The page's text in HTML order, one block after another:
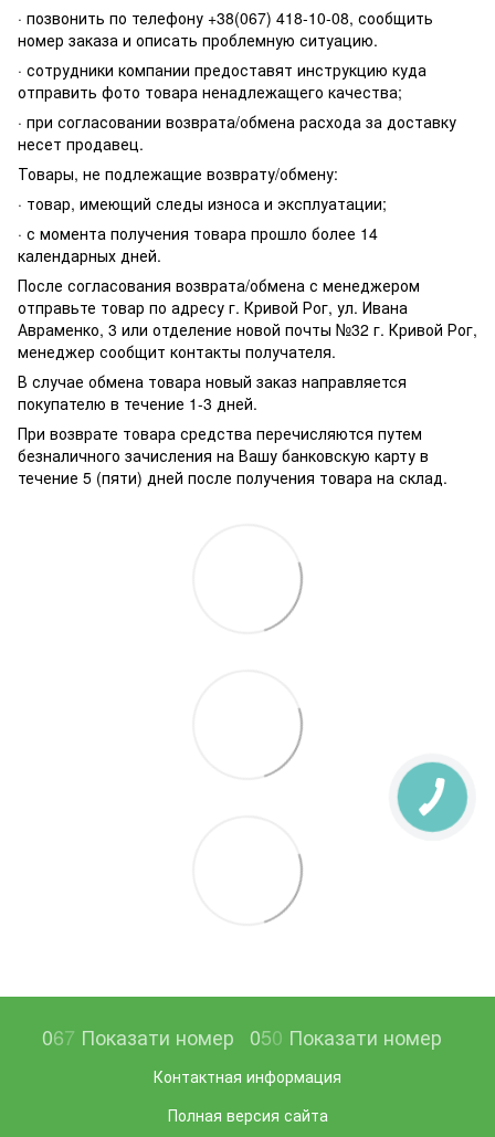
· позвонить по телефону +38(067) 418-10-08, сообщить
номер заказа и описать проблемную ситуацию.
· сотрудники компании предоставят инструкцию куда
отправить фото товара ненадлежащего качества;
· при согласовании возврата/обмена расхода за доставку
несет продавец.
Товары, не подлежащие возврату/обмену:
· товар, имеющий следы износа и эксплуатации;
· с момента получения товара прошло более 14
календарных дней.
После согласования возврата/обмена с менеджером
отправьте товар по адресу г. Кривой Рог, ул. Ивана
Авраменко, 3 или отделение новой почты №32 г. Кривой Рог,
менеджер сообщит контакты получателя.
В случае обмена товара новый заказ направляется
покупателю в течение 1-3 дней.
При возврате товара средства перечисляются путем
безналичного зачисления на Вашу банковскую карту в
течение 5 (пяти) дней после получения товара на склад.
067 Показати номер 050 Показати номер
Контактная информация
Полная версия сайта